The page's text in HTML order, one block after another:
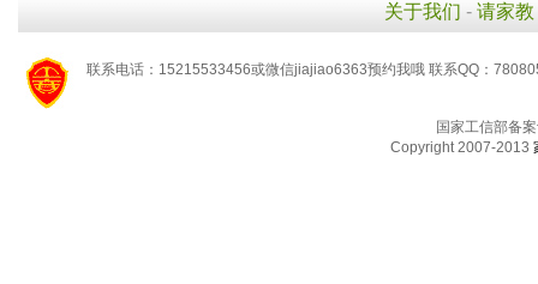
关于我们 - 请家教
联系电话：15215533456或微信jiajiao6363预约我哦 联系QQ：
国家工信部备
Copyright 2007-2013